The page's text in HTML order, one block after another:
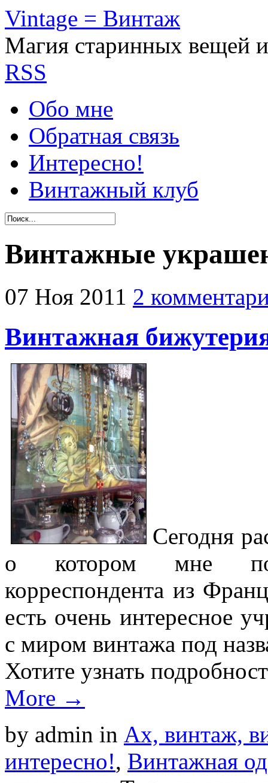
Vintage = Винтаж
Магия старинных вещей
RSS
Обо мне
Обратная связь
Интересно!
Винтажный клуб
Винтажные
07 Ноя 2011 2
Винтажная
Сегодня
о котором мне
корреспондента из
есть очень интересное
с миром винтажа под
Хотите узнать
More →
by admin in Ах, винтаж,
интересно!, Винтажная